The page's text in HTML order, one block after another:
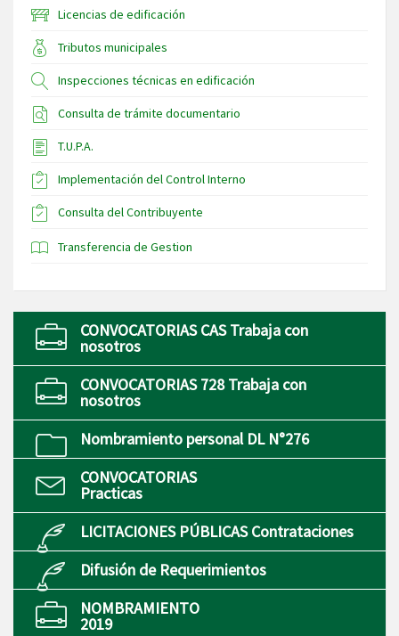
Licencias de edificación
Tributos municipales
Inspecciones técnicas en edificación
Consulta de trámite documentario
T.U.P.A.
Implementación del Control Interno
Consulta del Contribuyente
Transferencia de Gestion
CONVOCATORIAS CAS Trabaja con
nosotros
CONVOCATORIAS 728 Trabaja con
nosotros
Nombramiento personal DL N°276
CONVOCATORIAS
Practicas
LICITACIONES PÚBLICAS Contrataciones
Difusión de Requerimientos
NOMBRAMIENTO
2019